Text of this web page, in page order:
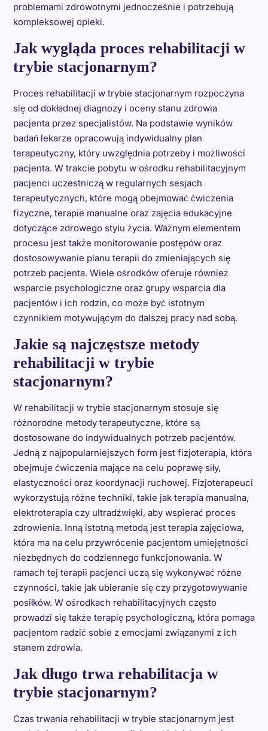
problemami zdrowotnymi jednocześnie i potrzebują
kompleksowej opieki.
Jak wygląda proces rehabilitacji w
trybie stacjonarnym?
Proces rehabilitacji w trybie stacjonarnym rozpoczyna
się od dokładnej diagnozy i oceny stanu zdrowia
pacjenta przez specjalistów. Na podstawie wyników
badań lekarze opracowują indywidualny plan
terapeutyczny, który uwzględnia potrzeby i możliwości
pacjenta. W trakcie pobytu w ośrodku rehabilitacyjnym
pacjenci uczestniczą w regularnych sesjach
terapeutycznych, które mogą obejmować ćwiczenia
fizyczne, terapie manualne oraz zajęcia edukacyjne
dotyczące zdrowego stylu życia. Ważnym elementem
procesu jest także monitorowanie postępów oraz
dostosowywanie planu terapii do zmieniających się
potrzeb pacjenta. Wiele ośrodków oferuje również
wsparcie psychologiczne oraz grupy wsparcia dla
pacjentów i ich rodzin, co może być istotnym
czynnikiem motywującym do dalszej pracy nad sobą.
Jakie są najczęstsze metody
rehabilitacji w trybie
stacjonarnym?
W rehabilitacji w trybie stacjonarnym stosuje się
różnorodne metody terapeutyczne, które są
dostosowane do indywidualnych potrzeb pacjentów.
Jedną z najpopularniejszych form jest fizjoterapia, która
obejmuje ćwiczenia mające na celu poprawę siły,
elastyczności oraz koordynacji ruchowej. Fizjoterapeuci
wykorzystują różne techniki, takie jak terapia manualna,
elektroterapia czy ultradźwięki, aby wspierać proces
zdrowienia. Inną istotną metodą jest terapia zajęciowa,
która ma na celu przywrócenie pacjentom umiejętności
niezbędnych do codziennego funkcjonowania. W
ramach tej terapii pacjenci uczą się wykonywać różne
czynności, takie jak ubieranie się czy przygotowywanie
posiłków. W ośrodkach rehabilitacyjnych często
prowadzi się także terapię psychologiczną, która pomaga
pacjentom radzić sobie z emocjami związanymi z ich
stanem zdrowia.
Jak długo trwa rehabilitacja w
trybie stacjonarnym?
Czas trwania rehabilitacji w trybie stacjonarnym jest